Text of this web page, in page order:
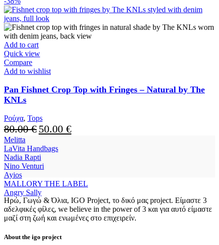
Add to cart
Quick view
Compare
Add to wishlist
Pan Fishnet Crop Top with Fringes – Natural by The
KNLs
Ρούχα, Tops
80.00€ Original
price
was:
80.00 €.
50.00 €Current
price
Melitta
LaVita Handbags
Nadia Rapti
Nino Venturi
Ayios
MALLORY THE LABEL
Angry Sally
Ηρώ, Γωγώ & Όλια, IGO Project, το δικό μας project. Είμαστε 3
αδελφικές φίλες, we believe in the power of 3 και για αυτό είμαστε
μαζί στη ζωή και ενωμένες στο επιχειρείν.
About the igo project